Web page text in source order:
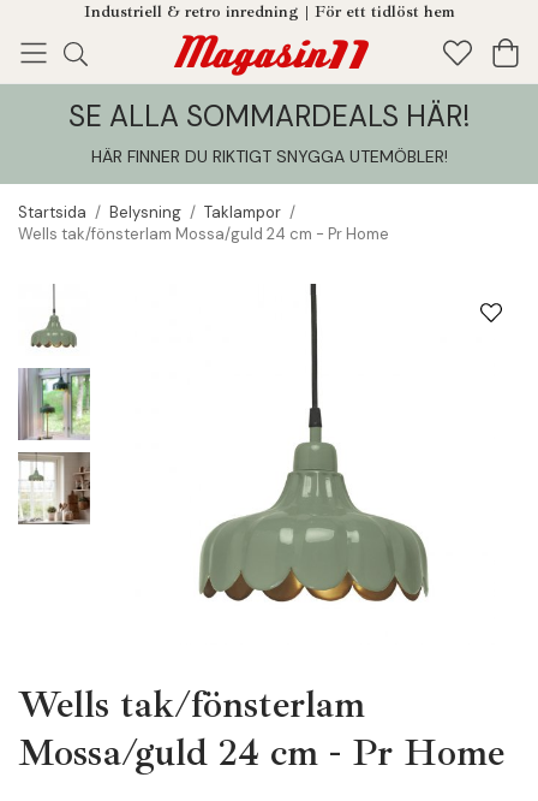
Industriell & retro inredning | För ett tidlöst hem
Enjoy! Tillagt i din varukorg
SE ALLA SOMMARDEALS HÄR!
HÄR FINNER DU RIKTIGT SNYGGA UTEMÖBLER!
Startsida / Belysning / Taklampor /
Wells tak/fönsterlam Mossa/guld 24 cm - Pr Home
Wells tak/fönsterlam
Mossa/guld 24 cm - Pr Home